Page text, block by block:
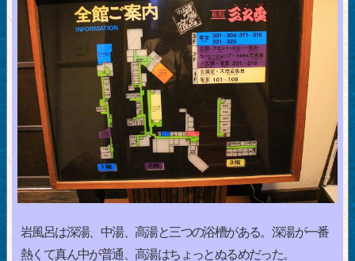
岩風呂は深湯、中湯、高湯と三つの浴槽がある。深湯が一番
熱くて真ん中が普通、高湯はちょっとぬるめだった。